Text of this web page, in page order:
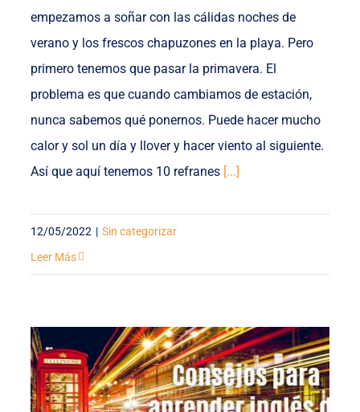
empezamos a soñar con las cálidas noches de
verano y los frescos chapuzones en la playa. Pero
primero tenemos que pasar la primavera. El
problema es que cuando cambiamos de estación,
nunca sabemos qué ponernos. Puede hacer mucho
calor y sol un día y llover y hacer viento al siguiente.
Así que aquí tenemos 10 refranes [...]
12/05/2022 | Sin categorizar
Leer Más